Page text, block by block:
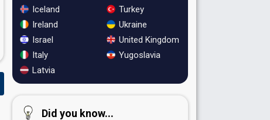
Iceland
Ireland
Israel
Italy
Latvia
Turkey
Ukraine
United Kingdom
Yugoslavia
Did you know...